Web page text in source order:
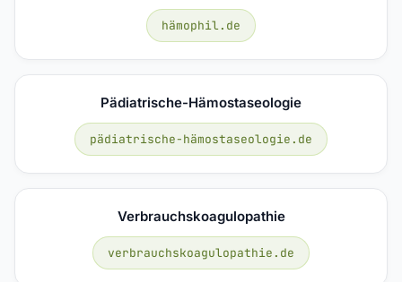
hämophil.de
Pädiatrische-Hämostaseologie
pädiatrische-hämostaseologie.de
Verbrauchskoagulopathie
verbrauchskoagulopathie.de